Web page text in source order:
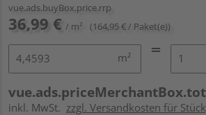
vue.ads.buyBox.price.rrp
36,99 € / m² (164,95 € / Paket(e))
m²
inkl. MwSt. zzgl. Versandkosten für